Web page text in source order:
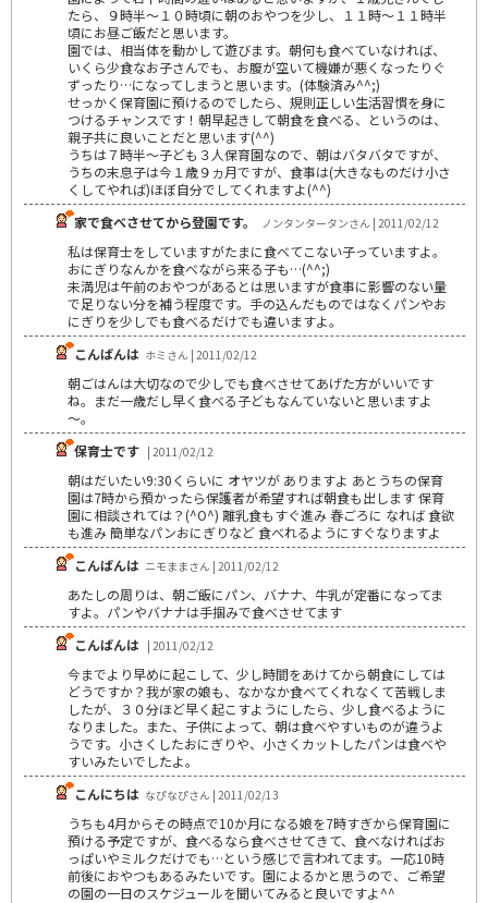
たら、９時半～１０時頃に朝のおやつを少し、１１時～１１時半
頃にお昼ご飯だと思います。
園では、相当体を動かして遊びます。朝何も食べていなければ、
いくら少食なお子さんでも、お腹が空いて機嫌が悪くなったりぐ
ずったり…になってしまうと思います。(体験済み^^;)
せっかく保育園に預けるのでしたら、規則正しい生活習慣を身に
つけるチャンスです！朝早起きして朝食を食べる、というのは、
親子共に良いことだと思います(^^)
うちは７時半～子ども３人保育園なので、朝はバタバタですが、
うちの末息子は今１歳９ヵ月ですが、食事は(大きなものだけ小さ
くしてやれば)ほぼ自分でしてくれますよ(^^)
家で食べさせてから登園です。
ノンタンタータンさん | 2011/02/12
私は保育士をしていますがたまに食べてこない子っていますよ。
おにぎりなんかを食べながら来る子も…(^^;)
未満児は午前のおやつがあるとは思いますが食事に影響のない量
で足りない分を補う程度です。手の込んだものではなくパンやお
にぎりを少しでも食べるだけでも違いますよ。
こんばんは ホミさん | 2011/02/12
朝ごはんは大切なので少しでも食べさせてあげた方がいいです
ね。まだ一歳だし早く食べる子どもなんていないと思いますよ
～。
保育士です | 2011/02/12
朝はだいたい9:30くらいに オヤツが ありますよ あとうちの保育
園は7時から預かったら保護者が希望すれば朝食も出します 保育
園に相談されては？(^O^) 離乳食もすぐ進み 春ごろに なれば 食欲
も進み 簡単なパンおにぎりなど 食べれるようにすぐなりますよ
こんばんは ニモままさん | 2011/02/12
あたしの周りは、朝ご飯にパン、バナナ、牛乳が定番になってま
すよ。パンやバナナは手掴みで食べさせてます
こんばんは | 2011/02/12
今までより早めに起こして、少し時間をあけてから朝食にしては
どうですか？我が家の娘も、なかなか食べてくれなくて苦戦しま
したが、３０分ほど早く起こすようにしたら、少し食べるように
なりました。また、子供によって、朝は食べやすいものが違うよ
うです。小さくしたおにぎりや、小さくカットしたパンは食べや
すいみたいでしたよ。
こんにちは なぴなぴさん | 2011/02/13
うちも4月からその時点で10か月になる娘を7時すぎから保育園に
預ける予定ですが、食べるなら食べさせてきて、食べなければお
っぱいやミルクだけでも…という感じで言われてます。一応10時
前後におやつもあるみたいです。園によるかと思うので、ご希望
の園の一日のスケジュールを聞いてみると良いですよ^^